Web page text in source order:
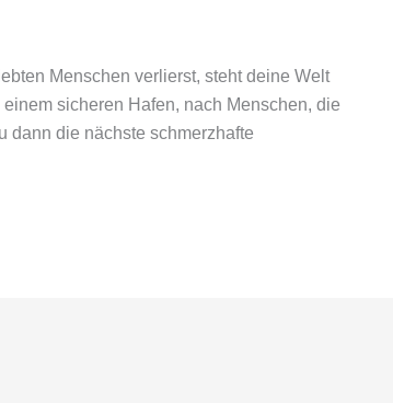
Menschen verlierst, steht deine Welt
sicheren Hafen, nach Menschen, die
dann die nächste schmerzhafte